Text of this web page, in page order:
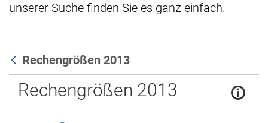
unserer Suche finden Sie es ganz einfach.
Zurück
Rechengrößen 2013
Rechengrößen 2013